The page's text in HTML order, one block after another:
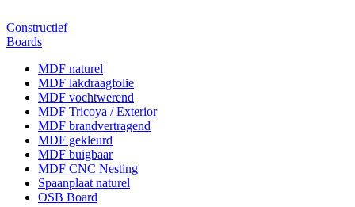
Constructief
Boards
MDF naturel
MDF lakdraagfolie
MDF vochtwerend
MDF Tricoya / Exterior
MDF brandvertragend
MDF gekleurd
MDF buigbaar
MDF CNC Nesting
Spaanplaat naturel
OSB Board